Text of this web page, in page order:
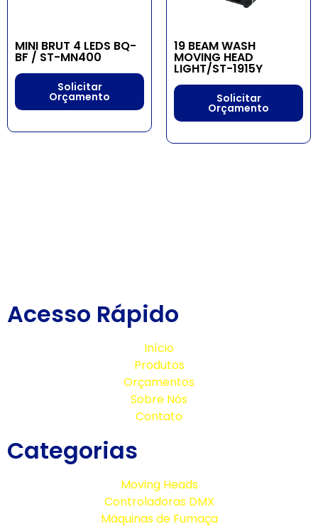
MINI BRUT 4 LEDS BQ-
BF / ST-MN400
Solicitar
Orçamento
19 BEAM WASH
MOVING HEAD
LIGHT/ST-1915Y
Solicitar
Orçamento
Acesso Rápido
Início
Produtos
Orçamentos
Sobre Nós
Contato
Categorias
Moving Heads
Controladoras DMX
Máquinas de Fumaça